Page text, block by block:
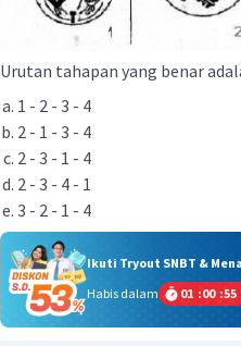
Urutan tahapan yang benar
1 - 2 - 3 - 4
2 - 1 - 3 - 4
2 - 3 - 1 - 4
2 - 3 - 4 - 1
3 - 2 - 1 - 4
Ikuti Tryout SNBT &
Habis dalam
01 :00 :55